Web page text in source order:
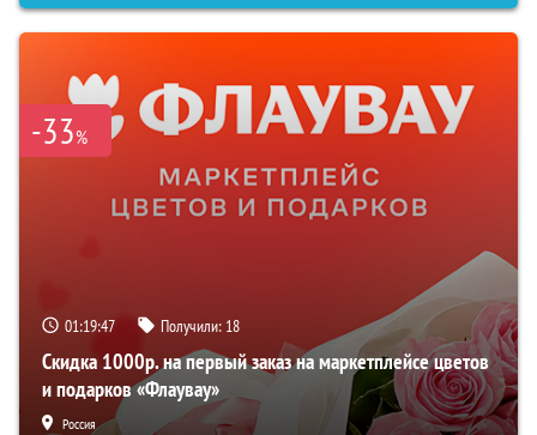
-33%
01:19:46 Получили: 18
Скидка 1000р. на первый заказ на маркетплейсе цветов
и подарков «Флаувау»
Россия